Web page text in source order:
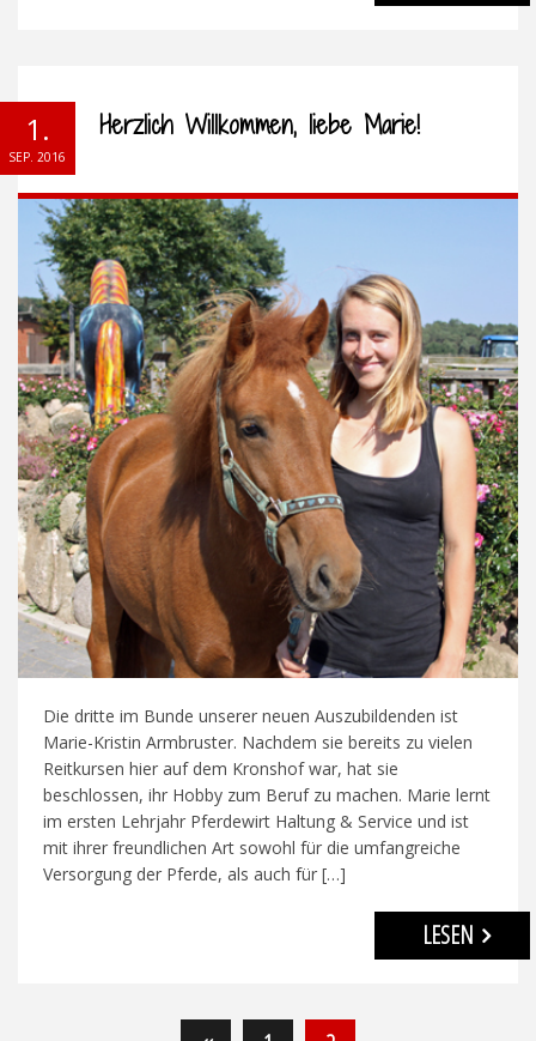
1.
SEP. 2016
Herzlich Willkommen, liebe Marie!
Die dritte im Bunde unserer neuen Auszubildenden ist
Marie-Kristin Armbruster. Nachdem sie bereits zu vielen
Reitkursen hier auf dem Kronshof war, hat sie
beschlossen, ihr Hobby zum Beruf zu machen. Marie lernt
im ersten Lehrjahr Pferdewirt Haltung & Service und ist
mit ihrer freundlichen Art sowohl für die umfangreiche
Versorgung der Pferde, als auch für […]
LESEN
Seitennummerierung